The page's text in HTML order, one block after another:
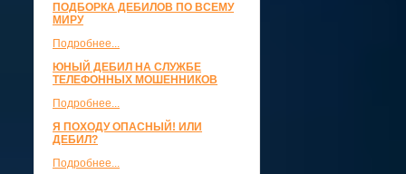
ПОДБОРКА ДЕБИЛОВ ПО ВСЕМУ
МИРУ
Подробнее...
ЮНЫЙ ДЕБИЛ НА СЛУЖБЕ
ТЕЛЕФОННЫХ МОШЕННИКОВ
Подробнее...
Я ПОХОДУ ОПАСНЫЙ! ИЛИ
ДЕБИЛ?
Подробнее...